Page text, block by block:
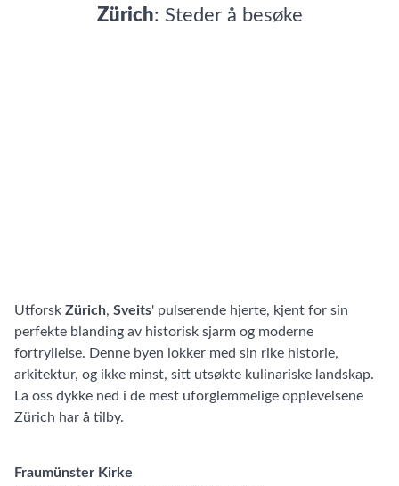
Zürich: Steder å besøke
Utforsk Zürich, Sveits' pulserende hjerte, kjent for sin
perfekte blanding av historisk sjarm og moderne
fortryllelse. Denne byen lokker med sin rike historie,
arkitektur, og ikke minst, sitt utsøkte kulinariske landskap.
La oss dykke ned i de mest uforglemmelige opplevelsene
Zürich har å tilby.
Fraumünster Kirke